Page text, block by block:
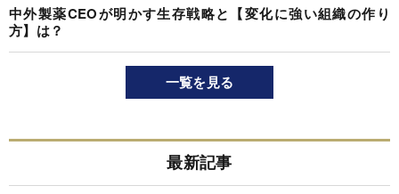
中外製薬CEOが明かす生存戦略と【変化に強い組織の作り
方】は？
一覧を見る
最新記事